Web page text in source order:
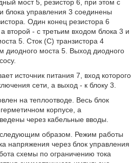
мост 5, резистор 6, при этом с
управления 3 соединены
Один конец резистора 6
второй - с третьим входом блока 3 и
5. Сток (С) транзистора 4
диодного моста 5. Выход диодного
источник питания 7, вход которого
сети, а выход - к блоку 3.
на теплоотводе. Весь блок
корпусе, а
через кабельные вводы.
следующим образом. Режим работы
напряжения через блок управления
схемы по ограничению тока